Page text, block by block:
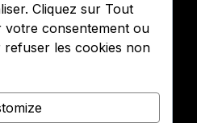
&
de
Boutique
Boutique
Cliquez sur Tout
consentement ou
les cookies non